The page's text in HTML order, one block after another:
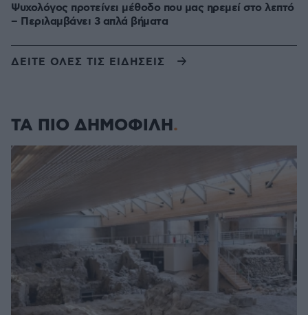
Ψυχολόγος προτείνει μέθοδο που μας ηρεμεί στο λεπτό
– Περιλαμβάνει 3 απλά βήματα
ΔΕΙΤΕ ΟΛΕΣ ΤΙΣ ΕΙΔΗΣΕΙΣ
ΤΑ ΠΙΟ ΔΗΜΟΦΙΛΗ